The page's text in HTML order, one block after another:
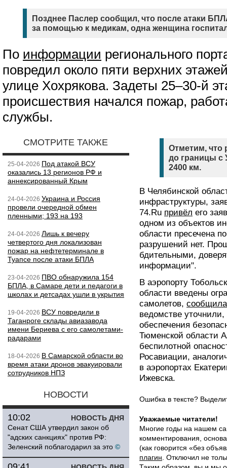
Позднее Паслер сообщил, что после атаки
за помощью к медикам, одна женщина
По информации регионального
повредил около пяти верхних
улице Хохрякова. Задеты 25–30-й
происшествия начался пожар,
службы.
СМОТРИТЕ ТАКЖЕ
25-04-2026 Под атакой ВСУ
оказались 13 регионов РФ и
аннексированный Крым
24-04-2026 Украина и Россия
провели очередной обмен
пленными; 193 на 193
24-04-2026 Лишь к вечеру
четвертого дня локализован
пожар на нефтетерминале в
Туапсе после атаки БПЛА
23-04-2026 ПВО обнаружила 154
БПЛА, в Самаре дети и педагоги в
школах и детсадах ушли в укрытия
19-04-2026 ВСУ повредили в
Таганроге склады авиазавода
имени Бериева с его самолетами-
радарами
18-04-2026 В Самарской области во
время атаки дронов эвакуировали
сотрудников НПЗ
НОВОСТИ
НОВОСТЬ ДНЯ
10:02
Сенат США утвердил закон об
"адских санкциях" против РФ:
Зеленский поблагодарил за это ©
Отметим, что
до границы с
2400 км.
В Челябинской
инфраструктуры,
74.Ru привёл его
одном из объектов
области пресечена
разрушений нет.
бдительными,
информации".
В аэропорту
области введены
самолетов, сообщила
ведомстве
обеспечения
Тюменской области
беспилотной
Росавиации,
в аэропортах
Ижевска.
Ошибка в тексте?
Уважаемые читатели!
Многие годы на нашем
комментирования,
(как говорится «без
плагин . Отключил не